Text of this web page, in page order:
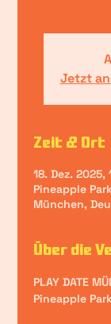
Jetzt
Zeit & Ort
18. Dez.
Pineapple
München,
Über die
PLAY DATE
Pineapple